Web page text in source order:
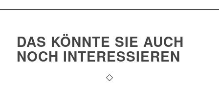
DAS KÖNNTE SIE AUCH
NOCH INTERESSIEREN